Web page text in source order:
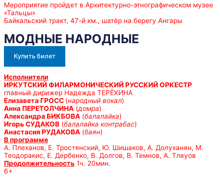
Мероприятие пройдет в Архитектурно-этнографическом музее
«Тальцы»
Байкальский тракт, 47-й км., шатёр на берегу Ангары
МОДНЫЕ НАРОДНЫЕ
Купить билет
Исполнители
ИРКУТСКИЙ ФИЛАРМОНИЧЕСКИЙ РУССКИЙ ОРКЕСТР
главный дирижер Надежда ТЕРЁХИНА
Елизавета ГРОСС (народный вокал)
Анна ПЕРЕТОЛЧИНА (домра)
Александра БИКБОВА (балалайка)
Игорь СУДАКОВ (балалайка контрабас)
Анастасия РУДАКОВА (баян)
В программе
А. Плеханов, Е. Тростянский, Ю. Шишаков, А. Долуханян, М.
Теодоракис, Е. Дербенко, В. Долгов, В. Темнов, А. Тлеуов
Продолжительность 1ч. 20мин.
6+